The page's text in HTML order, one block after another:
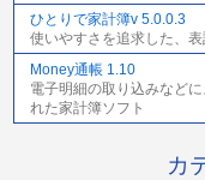
ひとりで家計簿v 5.0.0.3
使いやすさを追求した、
Money通帳 1.10
電子明細の取り込みなど
れた家計簿ソフト
カ